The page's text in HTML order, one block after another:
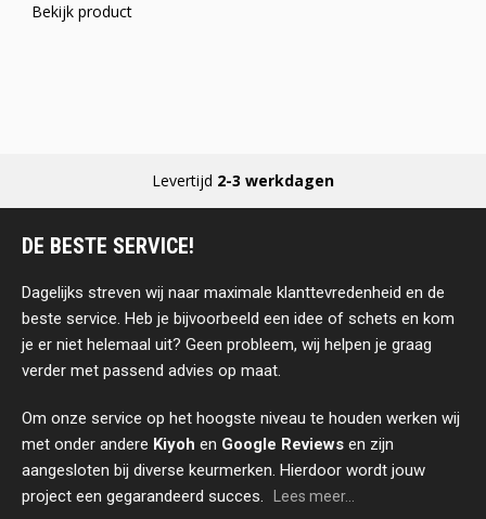
Bekijk product
Levertijd 2-3 werkdagen
DE BESTE SERVICE!
Dagelijks streven wij naar maximale klanttevredenheid en de
beste service. Heb je bijvoorbeeld een idee of schets en kom
je er niet helemaal uit? Geen probleem, wij helpen je graag
verder met passend advies op maat.
Om onze service op het hoogste niveau te houden werken wij
met onder andere Kiyoh en Google Reviews en zijn
aangesloten bij diverse keurmerken. Hierdoor wordt jouw
project een gegarandeerd succes.
Lees meer...